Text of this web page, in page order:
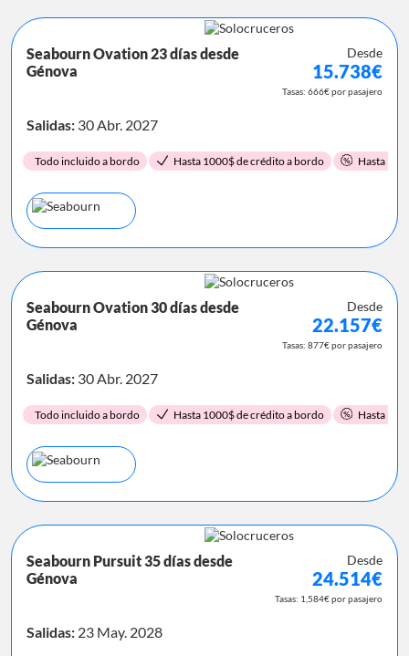
Seabourn Ovation 23 días desde
Génova
Desde
15.738€
Tasas: 666€ por pasajero
Salidas: 30 Abr. 2027
Todo incluido a bordo Hasta 1000$ de crédito a bordo Hasta
Seabourn Ovation 30 días desde
Génova
Desde
22.157€
Tasas: 877€ por pasajero
Salidas: 30 Abr. 2027
Todo incluido a bordo Hasta 1000$ de crédito a bordo Hasta
Seabourn Pursuit 35 días desde
Génova
Desde
24.514€
Tasas: 1,584€ por pasajero
Salidas: 23 May. 2028